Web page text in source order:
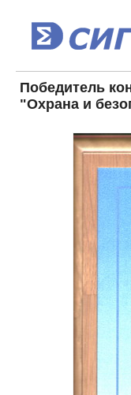
Победитель
"Охрана и